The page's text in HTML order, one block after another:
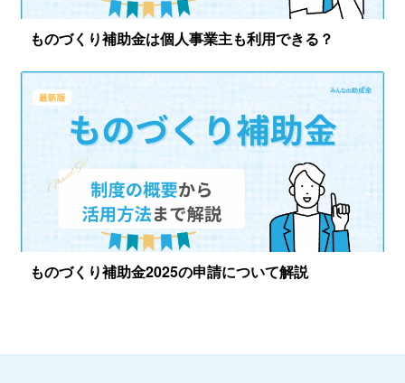
ものづくり補助金は個人事業主も利用できる？
ものづくり補助金2025の申請について解説